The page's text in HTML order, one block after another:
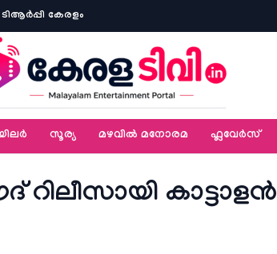
ടിആര്‍പ്പി കേരളം
സൂര്യ മഴവിൽ മനോരമ ഫ്ലവേര്‍സ്
കാട്ടാളൻ